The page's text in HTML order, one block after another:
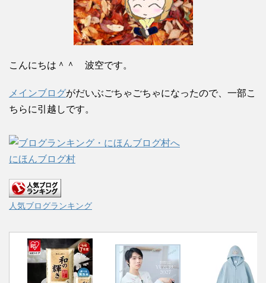
こんにちは＾＾ 波空です。
メインブログがだいぶごちゃごちゃになったので、一部こ
ちらに引越しです。
にほんブログ村
人気ブログランキング